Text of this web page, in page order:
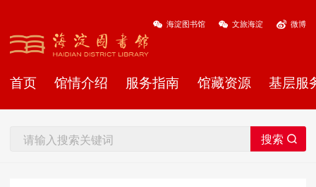
海淀图书馆 文旅海淀 微博
首页 馆情介绍 服务指南 馆藏资源 基层服